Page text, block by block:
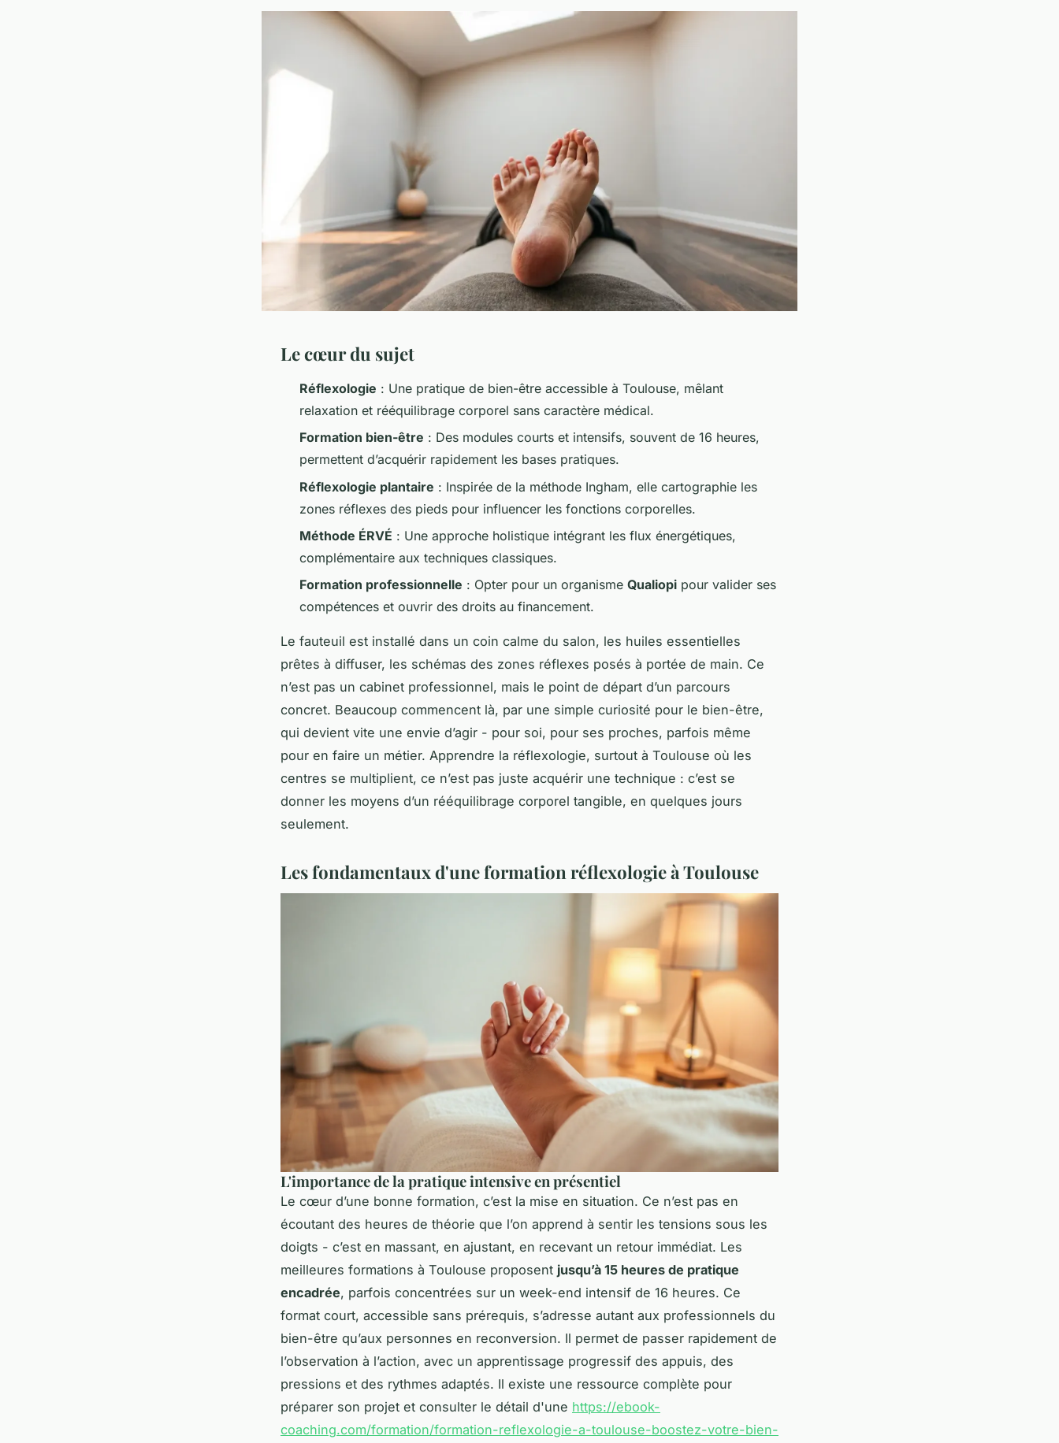
Le cœur du sujet
Réflexologie : Une pratique de bien-être accessible à Toulouse, mêlant
relaxation et rééquilibrage corporel sans caractère médical.
Formation bien-être : Des modules courts et intensifs, souvent de 16 heures,
permettent d’acquérir rapidement les bases pratiques.
Réflexologie plantaire : Inspirée de la méthode Ingham, elle cartographie les
zones réflexes des pieds pour influencer les fonctions corporelles.
Méthode ÉRVÉ : Une approche holistique intégrant les flux énergétiques,
complémentaire aux techniques classiques.
Formation professionnelle : Opter pour un organisme Qualiopi pour valider ses
compétences et ouvrir des droits au financement.
Le fauteuil est installé dans un coin calme du salon, les huiles essentielles
prêtes à diffuser, les schémas des zones réflexes posés à portée de main. Ce
n’est pas un cabinet professionnel, mais le point de départ d’un parcours
concret. Beaucoup commencent là, par une simple curiosité pour le bien-être,
qui devient vite une envie d’agir - pour soi, pour ses proches, parfois même
pour en faire un métier. Apprendre la réflexologie, surtout à Toulouse où les
centres se multiplient, ce n’est pas juste acquérir une technique : c’est se
donner les moyens d’un rééquilibrage corporel tangible, en quelques jours
seulement.
Les fondamentaux d'une formation réflexologie à Toulouse
L'importance de la pratique intensive en présentiel
Le cœur d’une bonne formation, c’est la mise en situation. Ce n’est pas en
écoutant des heures de théorie que l’on apprend à sentir les tensions sous les
doigts - c’est en massant, en ajustant, en recevant un retour immédiat. Les
meilleures formations à Toulouse proposent jusqu’à 15 heures de pratique
encadrée, parfois concentrées sur un week-end intensif de 16 heures. Ce
format court, accessible sans prérequis, s’adresse autant aux professionnels du
bien-être qu’aux personnes en reconversion. Il permet de passer rapidement de
l’observation à l’action, avec un apprentissage progressif des appuis, des
pressions et des rythmes adaptés. Il existe une ressource complète pour
préparer son projet et consulter le détail d'une https://ebook-
coaching.com/formation/formation-reflexologie-a-toulouse-boostez-votre-bien-